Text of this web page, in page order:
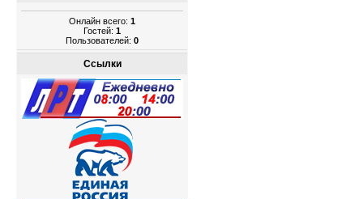
Онлайн всего: 1
Гостей: 1
Пользователей: 0
Ссылки